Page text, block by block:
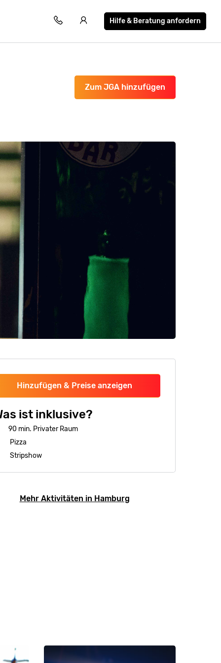
Hilfe & Beratung anfordern
Zum JGA hinzufügen
Hinzufügen & Preise anzeigen
ist inklusive?
90 min. Privater Raum
Pizza
Stripshow
Mehr Aktivitäten in Hamburg